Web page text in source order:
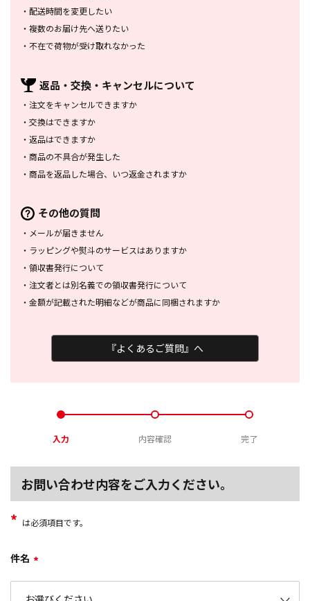
・ 配送時間を変更したい
・ 複数のお届け先へ送りたい
・ 不在で荷物が受け取れなかった
返品・交換・ キャンセルについて
・ 注文をキャンセルできますか
・ 交換はできますか
・ 返品はできますか
・ 商品の不具合が発生した
・ 商品を返品した場合、 いつ返金されますか
その他の質問
・ メールが届きません
・ ラッピングや熨斗のサービスはありますか
・ 領収書発行について
・ 注文者とは別名義での領収書発行について
・ 金額が記載された明細などが商品に同梱されますか
『よくあるご質問』へ
入力 内容確認 完了
お問い合わせ内容をご入力ください。
* は必須項目です。
件名 *